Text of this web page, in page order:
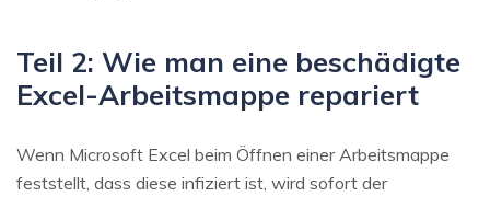
Teil 2: Wie man eine beschädigte
Excel-Arbeitsmappe repariert
Wenn Microsoft Excel beim Öffnen einer Arbeitsmappe
feststellt, dass diese infiziert ist, wird sofort der